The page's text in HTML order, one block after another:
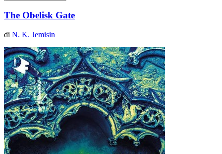
The Obelisk Gate
di N. K. Jemisin